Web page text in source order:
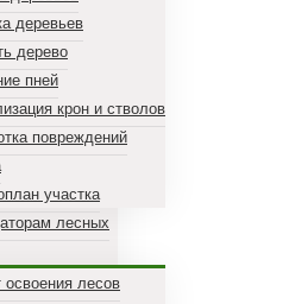
деревьев
дерево
пней
крон и стволов
повреждений
участка
лесных
освоения лесов